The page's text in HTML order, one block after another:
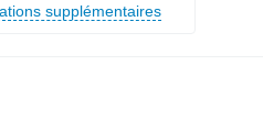
supplémentaires